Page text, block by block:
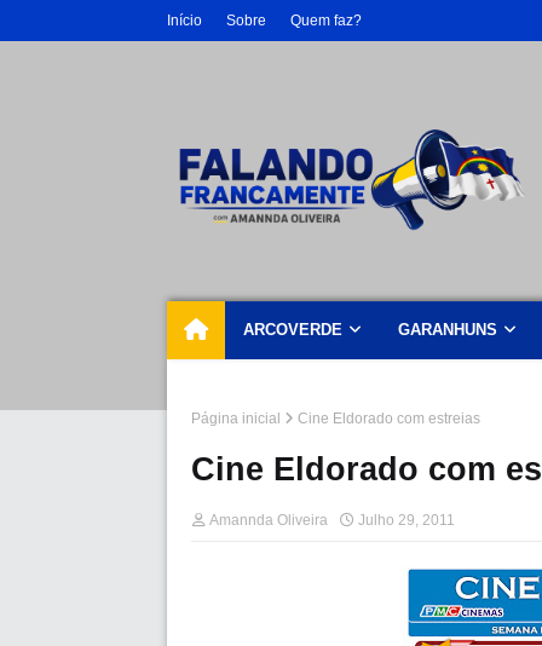
Início Sobre Quem faz?
ARCOVERDE GARANHUNS
Página inicial Cine Eldorado com estreias
Cine Eldorado com
Amannda Oliveira Julho 29, 2011